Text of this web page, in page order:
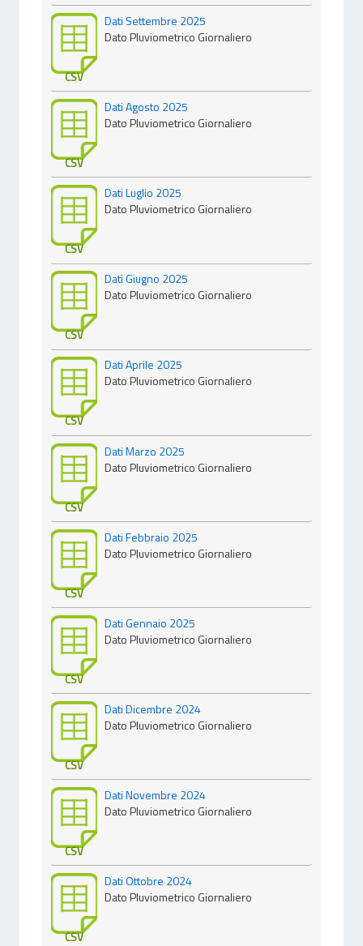
CSV
Dati Settembre 2025
Dato Pluviometrico Giornaliero
CSV
Dati Agosto 2025
Dato Pluviometrico Giornaliero
CSV
Dati Luglio 2025
Dato Pluviometrico Giornaliero
CSV
Dati Giugno 2025
Dato Pluviometrico Giornaliero
CSV
Dati Aprile 2025
Dato Pluviometrico Giornaliero
CSV
Dati Marzo 2025
Dato Pluviometrico Giornaliero
CSV
Dati Febbraio 2025
Dato Pluviometrico Giornaliero
CSV
Dati Gennaio 2025
Dato Pluviometrico Giornaliero
CSV
Dati Dicembre 2024
Dato Pluviometrico Giornaliero
CSV
Dati Novembre 2024
Dato Pluviometrico Giornaliero
CSV
Dati Ottobre 2024
Dato Pluviometrico Giornaliero